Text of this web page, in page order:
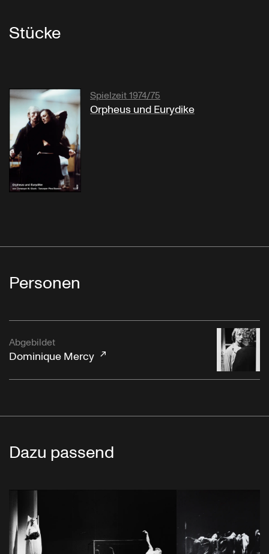
Stücke
Spielzeit 1974/75
Orpheus und Eurydike
Personen
Abgebildet
Dominique Mercy
Dazu passend